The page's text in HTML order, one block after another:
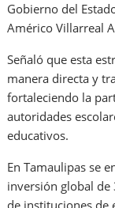
Gobierno del
Américo Villarreal
Señaló que esta
manera directa y
fortaleciendo la
autoridades
educativos.
En Tamaulipas se
inversión global